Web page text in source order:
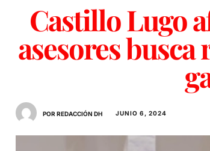
Castillo Lugo
asesores
POR REDACCIÓN DH JUNIO 6, 2024